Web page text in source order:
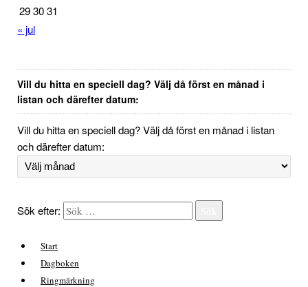
29 30 31
« jul
Vill du hitta en speciell dag? Välj då först en månad i
listan och därefter datum:
Vill du hitta en speciell dag? Välj då först en månad i listan
och därefter datum:
Sök efter:
Start
Dagboken
Ringmärkning